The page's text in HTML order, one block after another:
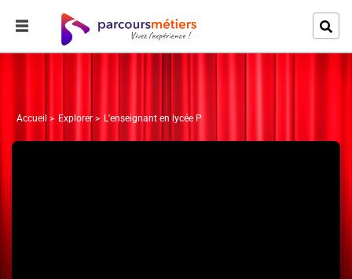
Accueil Explorer L'enseignant en lycée P